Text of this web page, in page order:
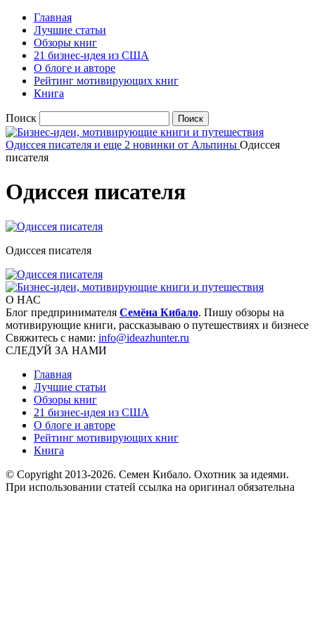
Главная
Лучшие статьи
Обзоры книг
21 бизнес-идея из США
О блоге и авторе
Рейтинг мотивирующих книг
Книга
Поиск
Одиссея писателя и еще 2 новинки от Альпины Одиссея
писателя
Одиссея писателя
Одиссея писателя
О НАС
Блог предпринимателя Семёна Кибало. Пишу обзоры на
мотивирующие книги, рассказываю о путешествиях и бизнесе
Свяжитесь с нами: info@ideazhunter.ru
СЛЕДУЙ ЗА НАМИ
Главная
Лучшие статьи
Обзоры книг
21 бизнес-идея из США
О блоге и авторе
Рейтинг мотивирующих книг
Книга
© Copyright 2013-2026. Семен Кибало. Охотник за идеями.
При использовании статей ссылка на оригинал обязательна